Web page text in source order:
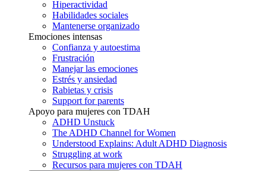
Hiperactividad
Habilidades sociales
Mantenerse organizado
Emociones intensas
Confianza y autoestima
Frustración
Manejar las emociones
Estrés y ansiedad
Rabietas y crisis
Support for parents
Apoyo para mujeres con TDAH
ADHD Unstuck
The ADHD Channel for Women
Understood Explains: Adult ADHD Diagnosis
Struggling at work
Recursos para mujeres con TDAH